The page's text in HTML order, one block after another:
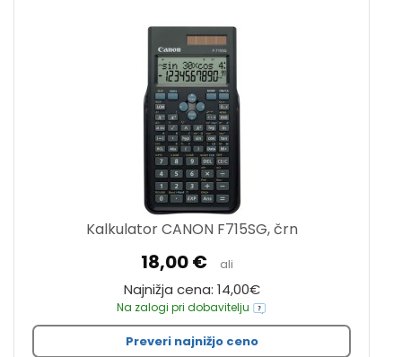
Kalkulator CANON F715SG, črn
18,00 € ali
Najnižja cena: 14,00€
Na zalogi pri dobavitelju
Preveri najnižjo ceno